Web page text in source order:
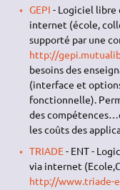
GEPI - Logiciel libre
internet (école,
supporté par une
http://
besoins des
(interface et
fonctionnelle).
des
les coûts des
TRIADE- ENT -
via internet
http://www.triade-